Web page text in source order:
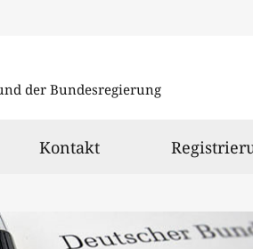
der Bundesregierung
Kontakt